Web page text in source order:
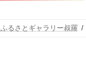
ふるさとギャラリー叔羅